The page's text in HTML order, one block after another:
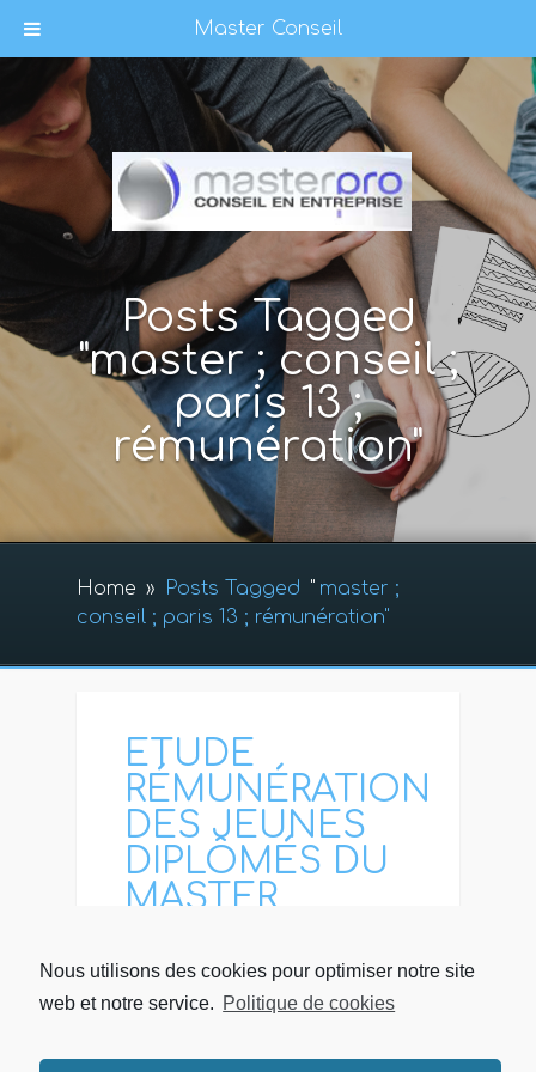
Nous utilisons des cookies pour optimiser notre site
web et notre service. Politique de cookies
Posts Tagged
"master ; conseil ;
paris 13 ;
rémunération"
Home » Posts Tagged " master ;
conseil ; paris 13 ; rémunération"
ETUDE
RÉMUNÉRATION
DES JEUNES
DIPLÔMÉS DU
MASTER
Etude rémunération des
jeunes diplômés du master
Master Conseil